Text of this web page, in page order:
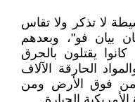
لا تذكر ولا تقاس
بيان فو"، وبعدهم
كانوا يقتلون بالحرق
الحارقة الآلاف
من فوق الأرض ومن